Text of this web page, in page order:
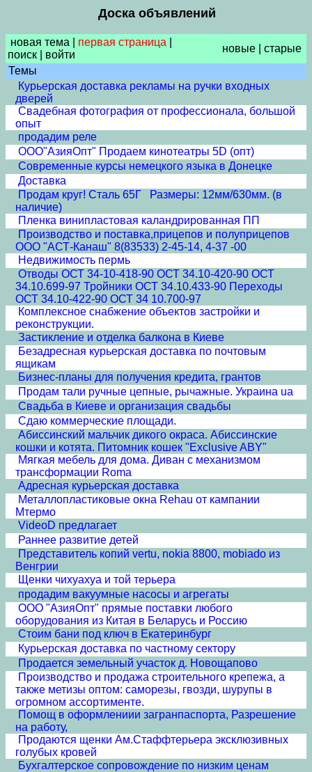
Доска объявлений
новая тема первая страница
поиск
войти
новые
старые
Темы
Курьерская доставка рекламы на ручки входных
дверей
Свадебная фотография от профессионала, большой
опыт
продадим реле
ООО"АзияОпт" Продаем кинотеатры 5D (опт)
Современные курсы немецкого языка в Донецке
Доставка
Продам круг! Сталь 65Г Размеры: 12мм/630мм. (в
наличие)
Пленка винипластовая каландрированная ПП
Производство и поставка,прицепов и полуприцепов
ООО "АСТ-Канаш" 8(83533) 2-45-14, 4-37 -00
Недвижимость пермь
Отводы ОСТ 34-10-418-90 ОСТ 34.10-420-90 ОСТ
34.10.699-97 Тройники ОСТ 34.10.433-90 Переходы
ОСТ 34.10-422-90 ОСТ 34 10.700-97
Комплексное снабжение объектов застройки и
реконструкции.
Застикление и отделка балкона в Киеве
Безадресная курьерская доставка по почтовым
ящикам
Бизнес-планы для получения кредита, грантов
Продам тали ручные цепные, рычажные. Украина ua
Свадьба в Киеве и организация свадьбы
Сдаю коммерческие площади.
Абиссинский мальчик дикого окраса. Абиссинские
кошки и котята. Питомник кошек "Exclusive ABY"
Мягкая мебель для дома. Диван с механизмом
трансформации Roma
Адресная курьерская доставка
Металлопластиковые окна Rehau от кампании
Мтермо
VideoD предлагает
Раннее развитие детей
Представитель копий vertu, nokia 8800, mobiado из
Венгрии
Щенки чихуахуа и той терьера
продадим вакуумные насосы и агрегаты
ООО "АзияОпт" прямые поставки любого
оборудования из Китая в Беларусь и Россию
Стоим бани под ключ в Екатеринбург
Курьерская доставка по частному сектору
Продается земельный участок д. Новощапово
Производство и продажа строительного крепежа, а
также метизы оптом: саморезы, гвозди, шурупы в
огромном ассортименте.
Помощ в оформлениии загранпаспорта, Разрешение
на работу,
Продаются щенки Ам.Стаффтерьера эксклюзивных
голубых кровей
Бухгалтерское сопровождение по низким ценам